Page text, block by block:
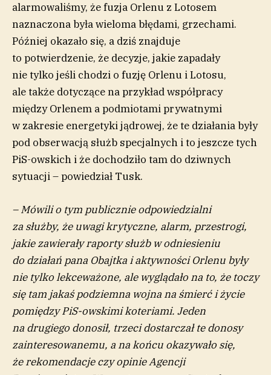
alarmowaliśmy, że fuzja Orlenu z Lotosem
naznaczona była wieloma błędami, grzechami.
Później okazało się, a dziś znajduje
to potwierdzenie, że decyzje, jakie zapadały
nie tylko jeśli chodzi o fuzję Orlenu i Lotosu,
ale także dotyczące na przykład współpracy
między Orlenem a podmiotami prywatnymi
w zakresie energetyki jądrowej, że te działania były
pod obserwacją służb specjalnych i to jeszcze tych
PiS-owskich i że dochodziło tam do dziwnych
sytuacji – powiedział Tusk.
– Mówili o tym publicznie odpowiedzialni
za służby, że uwagi krytyczne, alarm, przestrogi,
jakie zawierały raporty służb w odniesieniu
do działań pana Obajtka i aktywności Orlenu były
nie tylko lekceważone, ale wyglądało na to, że toczy
się tam jakaś podziemna wojna na śmierć i życie
pomiędzy PiS-owskimi koteriami. Jeden
na drugiego donosił, trzeci dostarczał te donosy
zainteresowanemu, a na końcu okazywało się,
że rekomendacje czy opinie Agencji